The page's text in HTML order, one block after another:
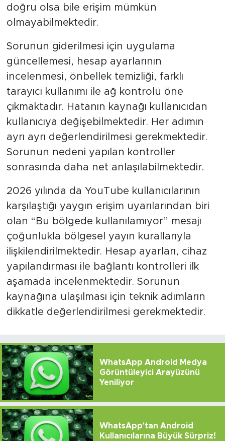
doğru olsa bile erişim mümkün
olmayabilmektedir.
Sorunun giderilmesi için uygulama
güncellemesi, hesap ayarlarının
incelenmesi, önbellek temizliği, farklı
tarayıcı kullanımı ile ağ kontrolü öne
çıkmaktadır. Hatanın kaynağı kullanıcıdan
kullanıcıya değişebilmektedir. Her adımın
ayrı ayrı değerlendirilmesi gerekmektedir.
Sorunun nedeni yapılan kontroller
sonrasında daha net anlaşılabilmektedir.
2026 yılında da YouTube kullanıcılarının
karşılaştığı yaygın erişim uyarılarından biri
olan “Bu bölgede kullanılamıyor” mesajı
çoğunlukla bölgesel yayın kurallarıyla
ilişkilendirilmektedir. Hesap ayarları, cihaz
yapılandırması ile bağlantı kontrolleri ilk
aşamada incelenmektedir. Sorunun
kaynağına ulaşılması için teknik adımların
dikkatle değerlendirilmesi gerekmektedir.
WhatsApp Android Medya
Görüntüleyici Arayüzünü
Yeniliyor
WhatsApp'tan Android
Kullanıcılarına Büyük Sürpriz!